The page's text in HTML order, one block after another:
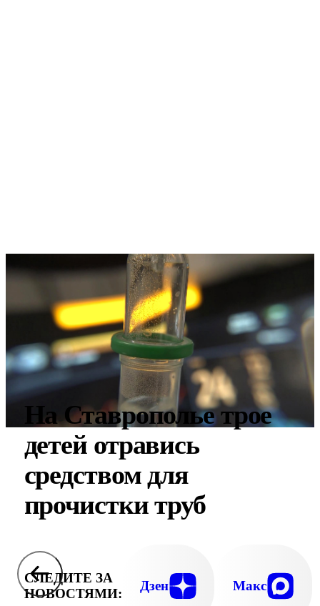
На Ставрополье трое
детей отравись
средством для
прочистки труб
СЛЕДИТЕ ЗА
НОВОСТЯМИ:
Дзен Макс